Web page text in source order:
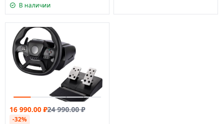
В наличии
16 990.00 ₽24 990.00₽
-32%